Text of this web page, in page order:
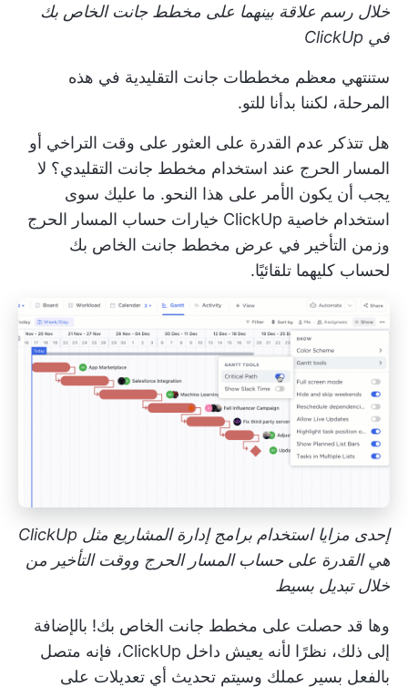
خلال رسم علاقة بينهما على مخطط جانت الخاص بك
في ClickUp
ستنتهي معظم مخططات جانت التقليدية في هذه
المرحلة، لكننا بدأنا للتو.
هل تتذكر عدم القدرة على العثور على وقت التراخي أو
المسار الحرج عند استخدام مخطط جانت التقليدي؟ لا
يجب أن يكون الأمر على هذا النحو. ما عليك سوى
استخدام خاصية ClickUp
خيارات حساب المسار الحرج
وزمن التأخير في عرض مخطط جانت الخاص بك
لحساب كليهما تلقائيًا.
إحدى مزايا استخدام برامج إدارة المشاريع مثل ClickUp
هي القدرة على حساب المسار الحرج ووقت التأخير من
خلال تبديل بسيط
وها قد حصلت على مخطط جانت الخاص بك! بالإضافة
إلى ذلك، نظرًا لأنه يعيش داخل ClickUp، فإنه متصل
بالفعل بسير عملك وسيتم تحديث أي تعديلات على